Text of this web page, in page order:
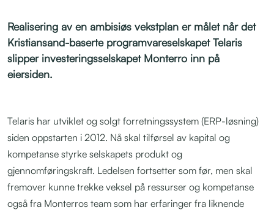
Realisering av en ambisiøs vekstplan er målet når det
Kristiansand-baserte programvareselskapet Telaris
slipper investeringsselskapet Monterro inn på
eiersiden.
Telaris har utviklet og solgt forretningssystem (ERP-løsning)
siden oppstarten i 2012. Nå skal tilførsel av kapital og
kompetanse styrke selskapets produkt og
gjennomføringskraft. Ledelsen fortsetter som før, men skal
fremover kunne trekke veksel på ressurser og kompetanse
også fra Monterros team som har erfaringer fra liknende